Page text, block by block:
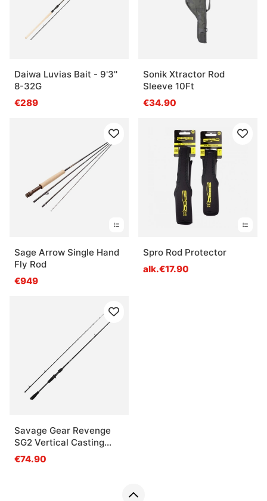
Daiwa Luvias Bait - 9'3''
8-32G
€289
Sonik Xtractor Rod
Sleeve 10Ft
€34.90
Sage Arrow Single Hand
Fly Rod
€949
Spro Rod Protector
alk.€17.90
Savage Gear Revenge
SG2 Vertical Casting
- 198cm, 6'5'' 20-65g
2pcs
€74.90